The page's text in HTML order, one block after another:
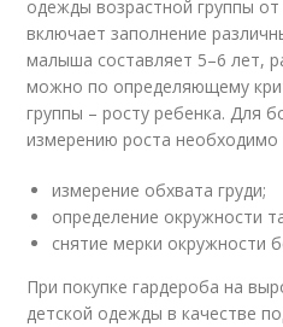
одежды возрастной группы
включает заполнение
малыша составляет 5–6 лет,
можно по определяющему
группы – росту ребенка. Для
измерению роста необходимо
измерение обхвата груди;
определение окружности
снятие мерки окружности
При покупке гардероба на
детской одежды в качестве